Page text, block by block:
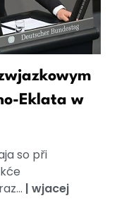
Eklata w
so při
| wjacej